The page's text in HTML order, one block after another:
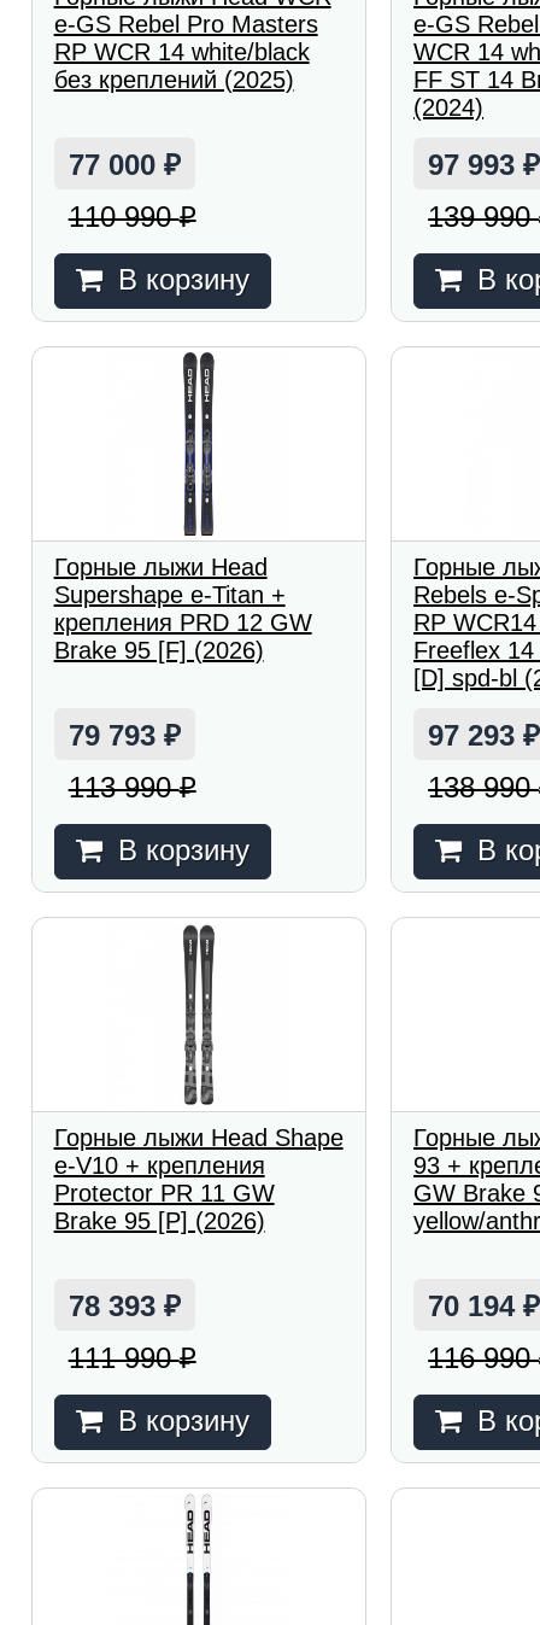
e-GS Rebel Pro Masters
RP WCR 14 white/black
без креплений (2025)
77 000 ₽
110 990₽
В корзину
e-GS
WCR 14
FF ST 14
(2024)
97 993₽
139 990
В
Горные лыжи Head
Supershape e-Titan +
крепления PRD 12 GW
Brake 95 [F] (2026)
79 793 ₽
113 990₽
В корзину
Горные
Rebels e-
RP
Freeflex
[D] spd-bl
97 293₽
138 990
В
Горные лыжи Head Shape
e-V10 + крепления
Protector PR 11 GW
Brake 95 [P] (2026)
78 393 ₽
111 990₽
В корзину
Горные
93 +
GW Brake
yellow/
70 194₽
116 990
В